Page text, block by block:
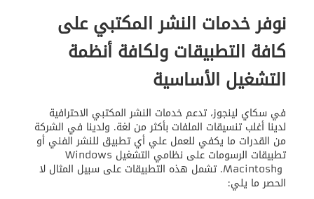
نوفر خدمات النشر المكتبي على
كافة التطبيقات ولكافة أنظمة
التشغيل الأساسية
في سكاي لينجوز، تدعم خدمات النشر المكتبي الاحترافية
لدينا أغلب تنسيقات الملفات بأكثر من لغة. ولدينا في الشركة
من القدرات ما يكفي للعمل علي أي تطبيق للنشر الفني أو
تطبيقات الرسومات على نظامي التشغيل Windows
وMacintosh. تشمل هذه التطبيقات على سبيل المثال لا
الحصر ما يلي: